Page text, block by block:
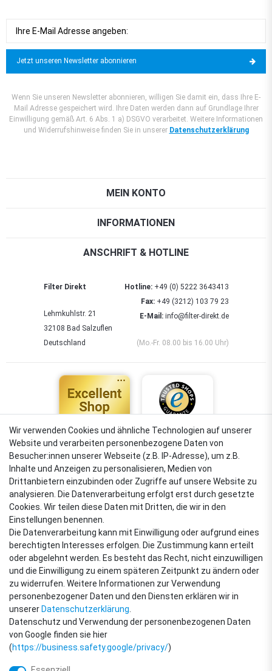
Jetzt unseren Newsletter abonnieren
Wenn Sie unseren Newsletter abonnieren, willigen Sie damit ein, dass Ihre E-
Mail Adresse gespeichert wird. Ihre Daten werden dann auf Grundlage Ihrer
Einwilligung gemäß Art. 6 Abs. 1 a) DSGVO verarbeitet. Weitere Informationen
und Widerrufshinweise finden Sie in unserer Datenschutzerklärung
MEIN KONTO
INFORMATIONEN
ANSCHRIFT & HOTLINE
Filter Direkt
Lehmkuhlstr. 21
32108 Bad Salzuflen
Deutschland
Hotline:+49 (0) 5222 3643413
Fax:+49 (3212) 103 79 23
E-Mail:info@filter-direkt.de
(Mo.-Fr. 08.00 bis 16.00 Uhr)
4,88
Sehr gut
VERSANDARTEN
ZAHLUNGSARTEN
Wir verwenden Cookies und ähnliche Technologien auf unserer
Website und verarbeiten personenbezogene Daten von
Besucher:innen unserer Webseite (z.B. IP-Adresse), um z.B.
Inhalte und Anzeigen zu personalisieren, Medien von
Drittanbietern einzubinden oder Zugriffe auf unsere Website zu
analysieren. Die Datenverarbeitung erfolgt erst durch gesetzte
Cookies. Wir teilen diese Daten mit Dritten, die wir in den
Einstellungen benennen.
Die Datenverarbeitung kann mit Einwilligung oder aufgrund eines
berechtigten Interesses erfolgen. Die Zustimmung kann erteilt
oder abgelehnt werden. Es besteht das Recht, nicht einzuwilligen
und die Einwilligung zu einem späteren Zeitpunkt zu ändern oder
zu widerrufen. Weitere Informationen zur Verwendung
personenbezogener Daten und den Diensten erklären wir in
unserer Daten­schutz­erklärung
Datenschutz und Verwendung der personenbezogenen Daten
von Google finden sie hier
(https://business.safety.google/privacy/)